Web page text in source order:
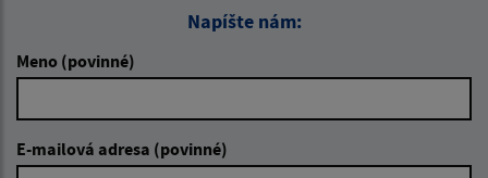
Napíšte nám:
Meno (povinné)
E-mailová adresa (povinné)